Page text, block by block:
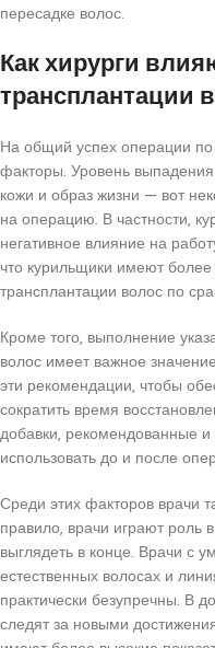
пересадке волос.
Как хирурги
трансплантации
На общий успех операции
факторы. Уровень выпадения
кожи и образ жизни — вот
на операцию. В частности,
негативное влияние на
что курильщики имеют более
трансплантации волос по
Кроме того, выполнение
волос имеет важное
эти рекомендации, чтобы
сократить время
добавки, рекомендованные
использовать до и после
Среди этих факторов врачи
правило, врачи играют роль
выглядеть в конце. Врачи с
естественных волосах и
практически безупречны. В
следят за новыми